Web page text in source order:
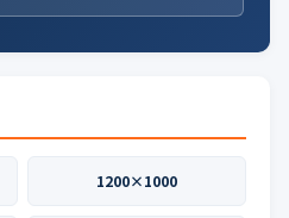
1200×1000